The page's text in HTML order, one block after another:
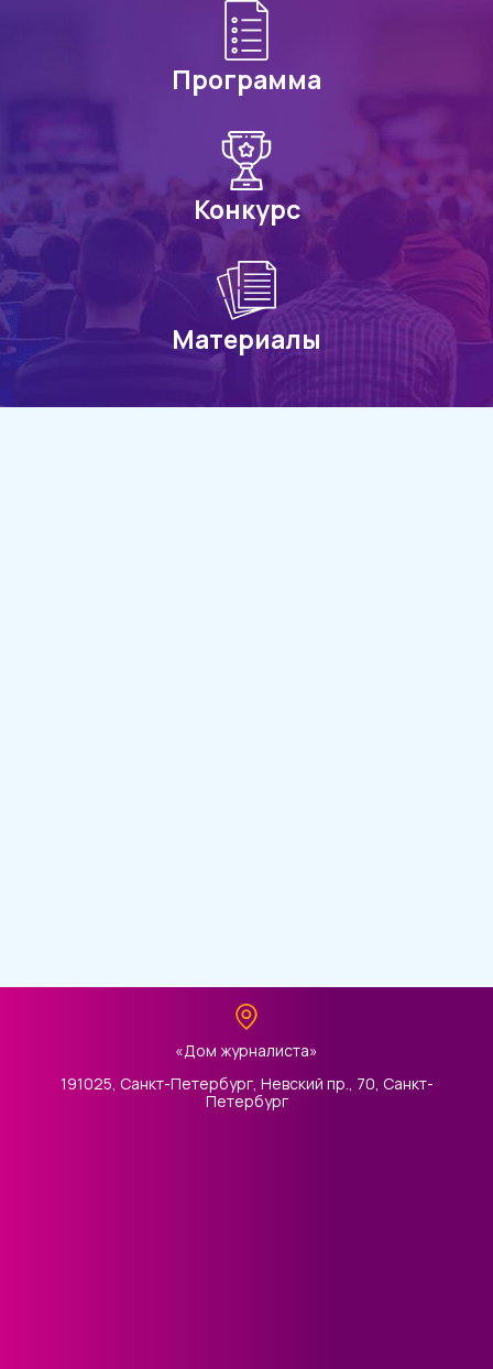
Программа
Конкурс
Материалы
«Дом журналиста»
191025, Санкт-Петербург, Невский пр., 70, Санкт-
Петербург